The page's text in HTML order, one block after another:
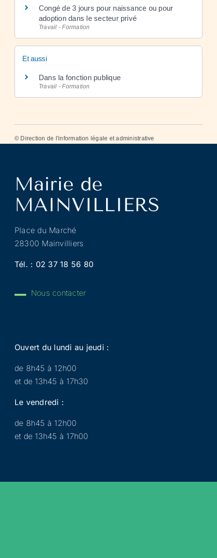
Congé de 3 jours pour naissance ou pour
adoption dans le secteur privé
Travail - Formation
Et aussi
Dans la fonction publique
Travail - Formation
© Direction de l'information légale et administrative
Place du Marché
28300 Mainvilliers
Tél. : 02 37 18 56 80
Nous contacter
Ouvert du lundi au jeudi :
de 8h45 à 12h00
et de 13h45 à 17h30
Le vendredi :
de 8h45 à 12h00
et de 13h45 à 17h00